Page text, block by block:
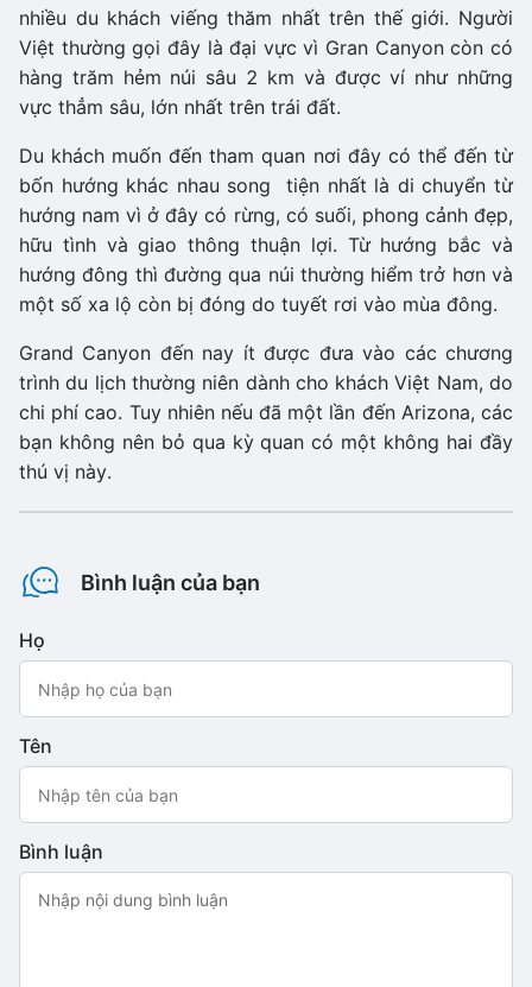
nhiều du khách viếng thăm nhất trên thế giới. Người
Việt thường gọi đây là đại vực vì Gran Canyon còn có
hàng trăm hẻm núi sâu 2 km và được ví như những
vực thẳm sâu, lớn nhất trên trái đất.
Du khách muốn đến tham quan nơi đây có thể đến từ
bốn hướng khác nhau song tiện nhất là di chuyển từ
hướng nam vì ở đây có rừng, có suối, phong cảnh đẹp,
hữu tình và giao thông thuận lợi. Từ hướng bắc và
hướng đông thì đường qua núi thường hiểm trở hơn và
một số xa lộ còn bị đóng do tuyết rơi vào mùa đông.
Grand Canyon đến nay ít được đưa vào các chương
trình du lịch thường niên dành cho khách Việt Nam, do
chi phí cao. Tuy nhiên nếu đã một lần đến Arizona, các
bạn không nên bỏ qua kỳ quan có một không hai đầy
thú vị này.
Bình luận của bạn
Họ
Tên
Bình luận